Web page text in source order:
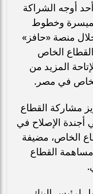
أوجه الشراكة
وخطوط
منصة «حافز»
الخاص
المزيد من
الخاص في مصر.
مشاركة القطاع
أجندة الإصلاح في
الخاص، مضيفة
القطاع